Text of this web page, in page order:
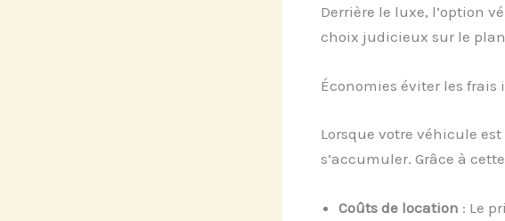
Derrière le luxe, l’option
choix judicieux sur le
Économies éviter les frais
Lorsque votre véhicule
s’accumuler. Grâce à
Coûts de location : Le